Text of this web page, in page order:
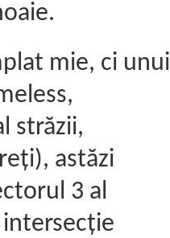
mie, ci unui
străzii,
astăzi
3 al